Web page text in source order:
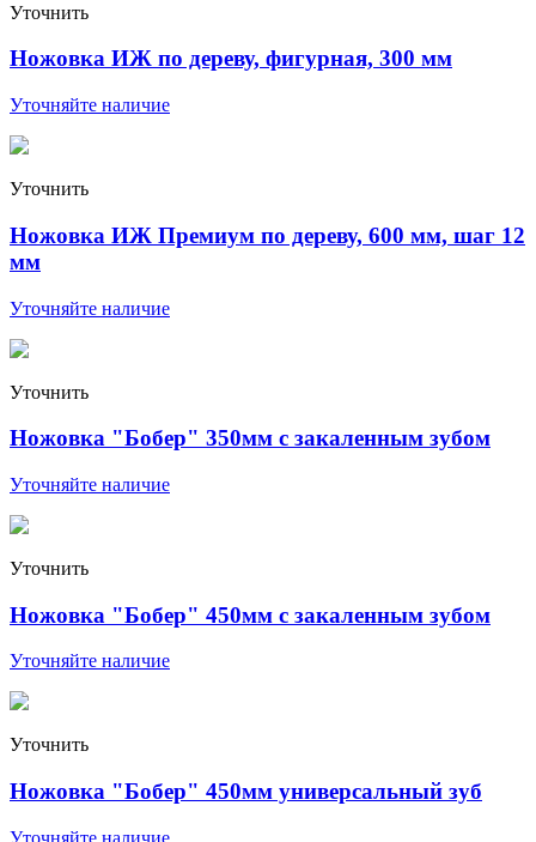
Уточнить
Ножовка ИЖ по дереву, фигурная, 300 мм
Уточняйте наличие
Уточнить
Ножовка ИЖ Премиум по дереву, 600 мм, шаг 12
мм
Уточняйте наличие
Уточнить
Ножовка "Бобер" 350мм с закаленным зубом
Уточняйте наличие
Уточнить
Ножовка "Бобер" 450мм с закаленным зубом
Уточняйте наличие
Уточнить
Ножовка "Бобер" 450мм универсальный зуб
Уточняйте наличие